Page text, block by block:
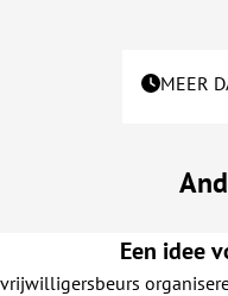
MEER
Een idee
vrijwilligersbeurs